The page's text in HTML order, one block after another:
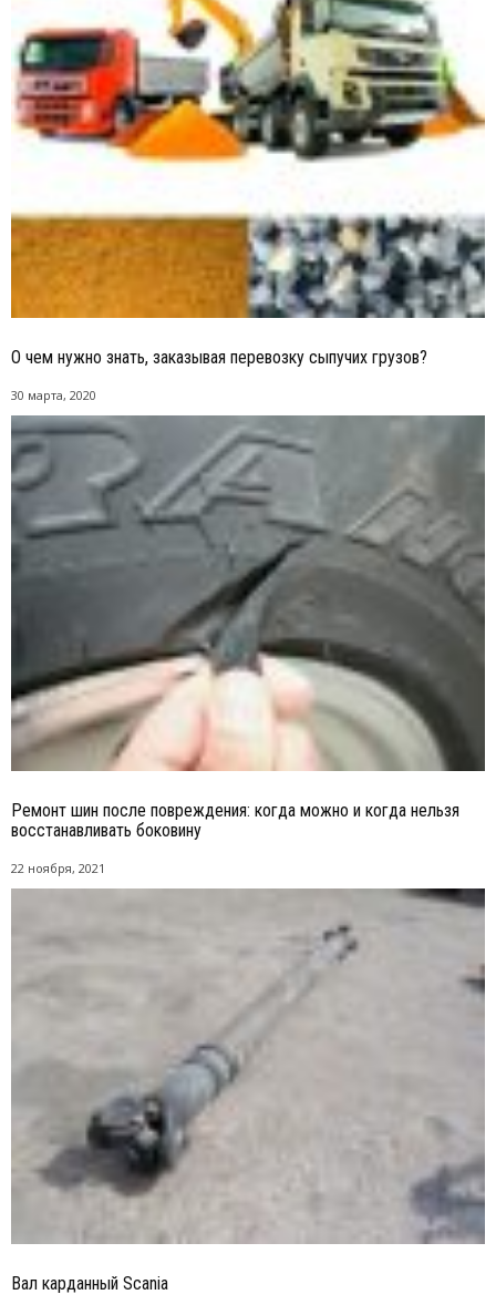
О чем нужно знать, заказывая перевозку сыпучих грузов?
30 марта, 2020
Ремонт шин после повреждения: когда можно и когда нельзя
восстанавливать боковину
22 ноября, 2021
Вал карданный Scania